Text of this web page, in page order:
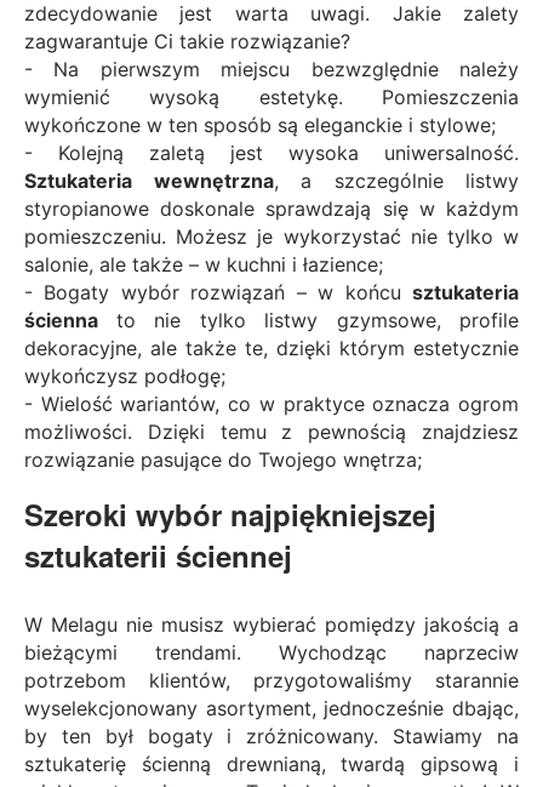
zdecydowanie jest warta uwagi. Jakie zalety
zagwarantuje Ci takie rozwiązanie?
- Na pierwszym miejscu bezwzględnie należy
wymienić wysoką estetykę. Pomieszczenia
wykończone w ten sposób są eleganckie i stylowe;
- Kolejną zaletą jest wysoka uniwersalność.
Sztukateria wewnętrzna, a szczególnie listwy
styropianowe doskonale sprawdzają się w każdym
pomieszczeniu. Możesz je wykorzystać nie tylko w
salonie, ale także – w kuchni i łazience;
- Bogaty wybór rozwiązań – w końcu sztukateria
ścienna to nie tylko listwy gzymsowe, profile
dekoracyjne, ale także te, dzięki którym estetycznie
wykończysz podłogę;
- Wielość wariantów, co w praktyce oznacza ogrom
możliwości. Dzięki temu z pewnością znajdziesz
rozwiązanie pasujące do Twojego wnętrza;
Szeroki wybór najpiękniejszej
sztukaterii ściennej
W Melagu nie musisz wybierać pomiędzy jakością a
bieżącymi trendami. Wychodząc naprzeciw
potrzebom klientów, przygotowaliśmy starannie
wyselekcjonowany asortyment, jednocześnie dbając,
by ten był bogaty i zróżnicowany. Stawiamy na
sztukaterię ścienną drewnianą, twardą gipsową i